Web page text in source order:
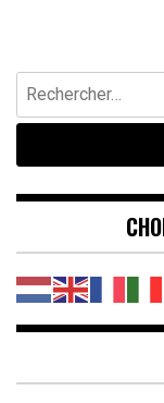
Rechercher :